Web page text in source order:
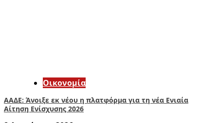
Οικονομία
ΑΑΔΕ: Άνοιξε εκ νέου η πλατφόρμα για τη νέα Ενιαία
Αίτηση Ενίσχυσης 2026